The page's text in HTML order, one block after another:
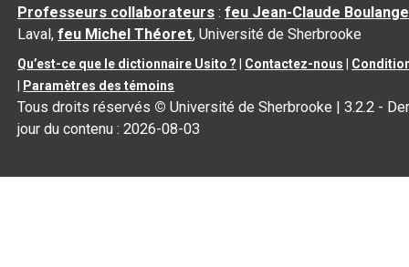
Professeurs collaborateurs :feu Jean-Claude
Laval,feu Michel Théoret, Université de Sherbrooke
Qu’est-ce que le dictionnaire Usito ? Contactez-nous
Paramètres des témoins
Tous droits réservés © Université de Sherbrooke |3.2.2 -
jour du contenu :2026-08-03